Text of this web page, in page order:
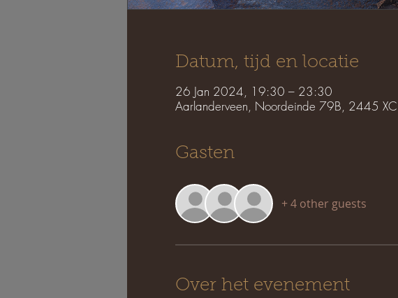
Datum, tijd en locatie
26 Jan 2024, 19:30 – 23:30
Aarlanderveen, Noordeinde 79B, 2445
Gasten
+ 4 other guests
Over het evenement